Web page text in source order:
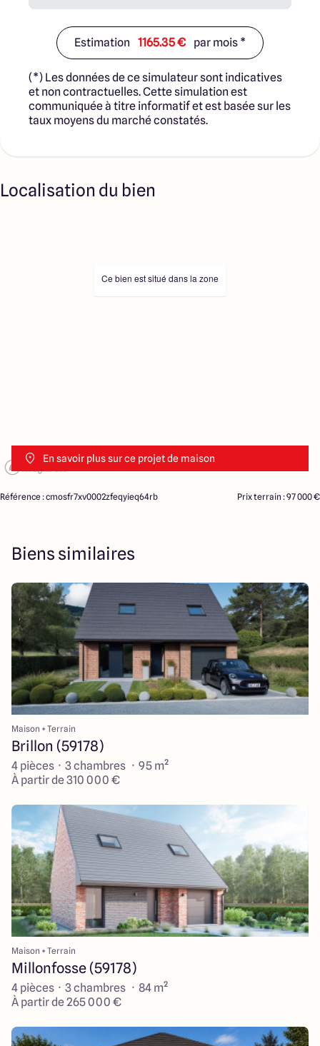
Estimation 1165.35 € par mois *
(*) Les données de ce simulateur sont indicatives
et non contractuelles. Cette simulation est
communiquée à titre informatif et est basée sur les
taux moyens du marché constatés.
Localisation du bien
En savoir plus sur ce projet de maison
Ce bien est situé dans la zone
Référence : cmosfr7xv0002zfeqyieq64rb Prix terrain : 97 000 €
Biens similaires
Maison + Terrain
Brillon (59178)
4 pièces · 3 chambres · 95 m²
À partir de 310 000 €
Maison + Terrain
Millonfosse (59178)
4 pièces · 3 chambres · 84 m²
À partir de 265 000 €